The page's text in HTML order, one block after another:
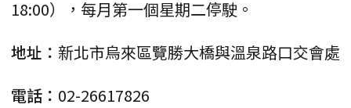
18:00），每月第一個星期二停駛。
地址： 新北市烏來區覽勝大橋與溫泉路口交會處
電話： 02-26617826